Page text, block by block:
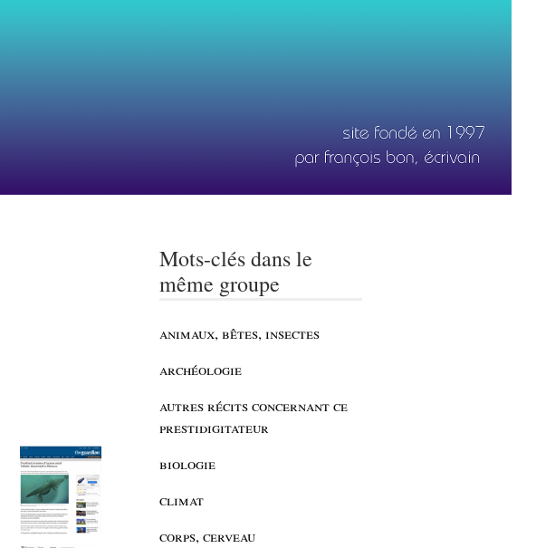
Mots-clés dans le
même groupe
animaux, bêtes, insectes
archéologie
autres récits concernant ce
prestidigitateur
biologie
climat
corps, cerveau